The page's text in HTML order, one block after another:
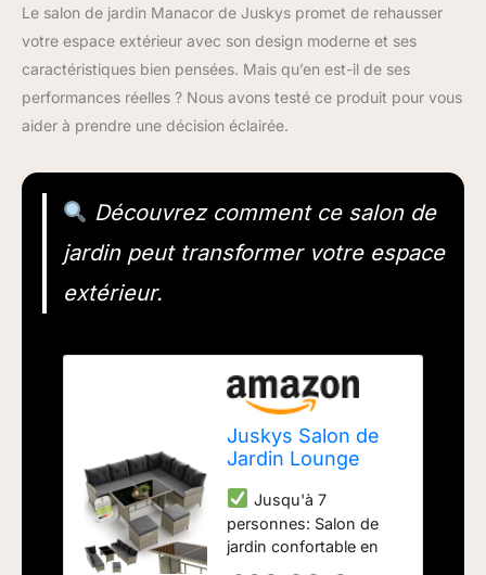
Le salon de jardin Manacor de Juskys promet de rehausser
votre espace extérieur avec son design moderne et ses
caractéristiques bien pensées. Mais qu’en est-il de ses
performances réelles ? Nous avons testé ce produit pour vous
aider à prendre une décision éclairée.
Découvrez comment ce salon de
jardin peut transformer votre espace
extérieur.
Juskys Salon de
Jardin Lounge
polyrotin Gris
moucheté - avec
canapé, Table, 2
Jusqu'à 7
personnes: Salon de
jardin confortable en